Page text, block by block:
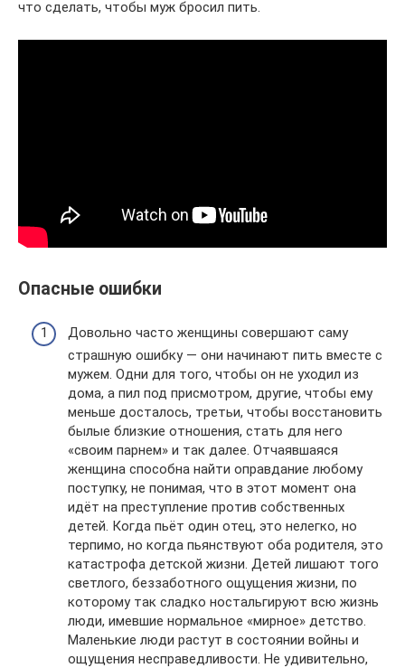
что сделать, чтобы муж бросил пить.
Опасные ошибки
Довольно часто женщины совершают саму
страшную ошибку — они начинают пить вместе с
мужем. Одни для того, чтобы он не уходил из
дома, а пил под присмотром, другие, чтобы ему
меньше досталось, третьи, чтобы восстановить
былые близкие отношения, стать для него
«своим парнем» и так далее. Отчаявшаяся
женщина способна найти оправдание любому
поступку, не понимая, что в этот момент она
идёт на преступление против собственных
детей. Когда пьёт один отец, это нелегко, но
терпимо, но когда пьянствуют оба родителя, это
катастрофа детской жизни. Детей лишают того
светлого, беззаботного ощущения жизни, по
которому так сладко ностальгируют всю жизнь
люди, имевшие нормальное «мирное» детство.
Маленькие люди растут в состоянии войны и
ощущения несправедливости. Не удивительно,